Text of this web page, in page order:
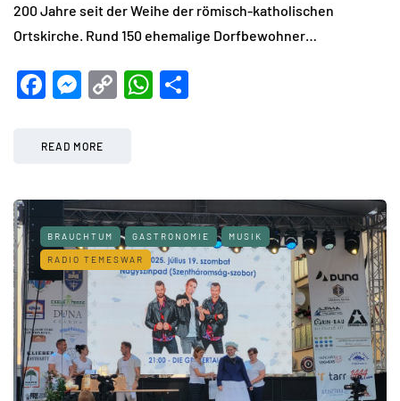
200 Jahre seit der Weihe der römisch-katholischen
Ortskirche. Rund 150 ehemalige Dorfbewohner…
Facebook
Messenger
CopyWhatsApp
READ MORE
BRAUCHTUM GASTRONOMIE MUSIK
RADIO TEMESWAR